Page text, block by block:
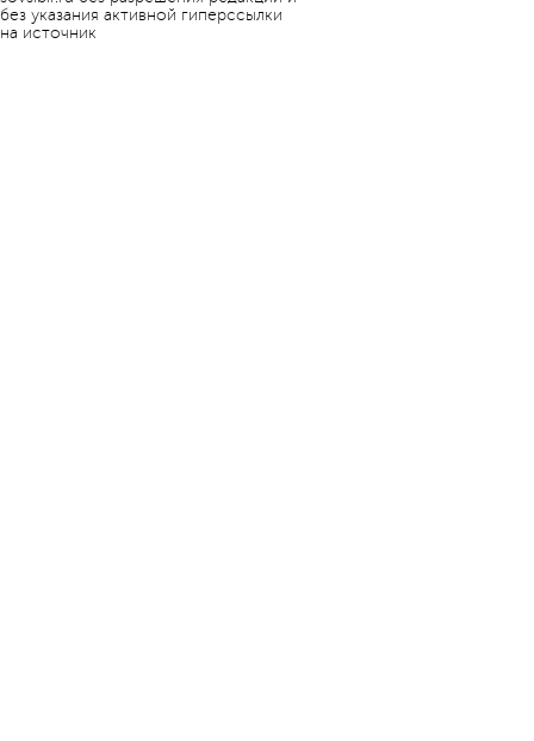
без указания активной гиперссылки
на источник